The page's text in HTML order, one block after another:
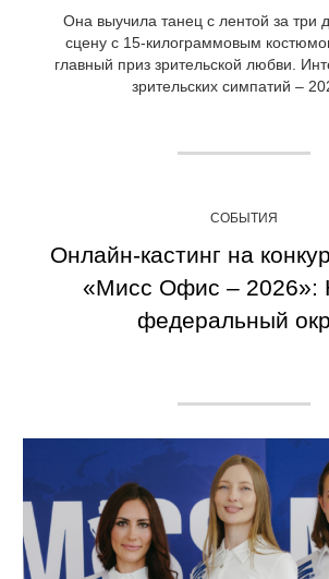
Она выучила танец с лентой за три
сцену с 15-килограммовым
главный приз зрительской любви.
зрительских симпатий –
СОБЫТИЯ
Онлайн-кастинг на
«Мисс Офис –
федеральный